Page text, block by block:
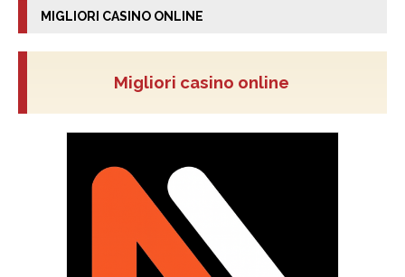
MIGLIORI CASINO ONLINE
Migliori casino online